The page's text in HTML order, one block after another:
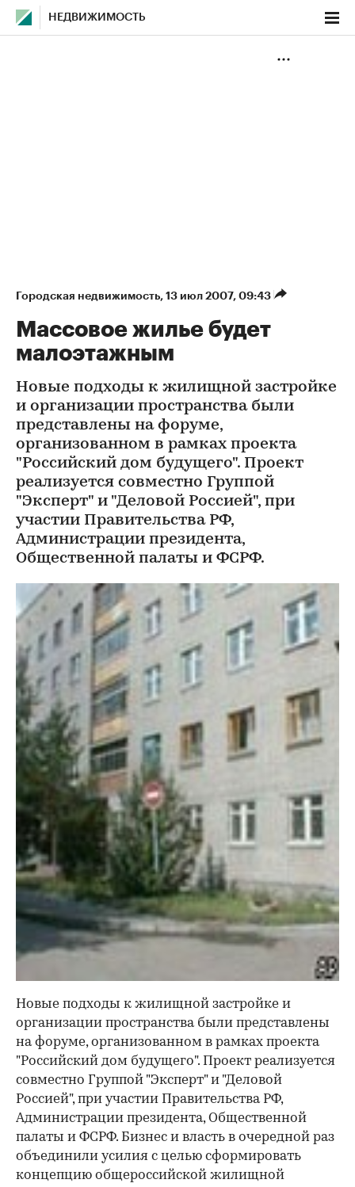
НЕДВИЖИМОСТЬ
Городская недвижимость⁠, 13 июл 2007, 09:43
Массовое жилье будет
малоэтажным
Новые подходы к жилищной застройке
и организации пространства были
представлены на форуме,
организованном в рамках проекта
"Российский дом будущего". Проект
реализуется совместно Группой
"Эксперт" и "Деловой Россией", при
участии Правительства РФ,
Администрации президента,
Общественной палаты и ФСРФ.
Новые подходы к жилищной застройке и
организации пространства были представлены
на форуме, организованном в рамках проекта
"Российский дом будущего". Проект реализуется
совместно Группой "Эксперт" и "Деловой
Россией", при участии Правительства РФ,
Администрации президента, Общественной
палаты и ФСРФ. Бизнес и власть в очередной раз
объединили усилия с целью сформировать
концепцию общероссийской жилищной